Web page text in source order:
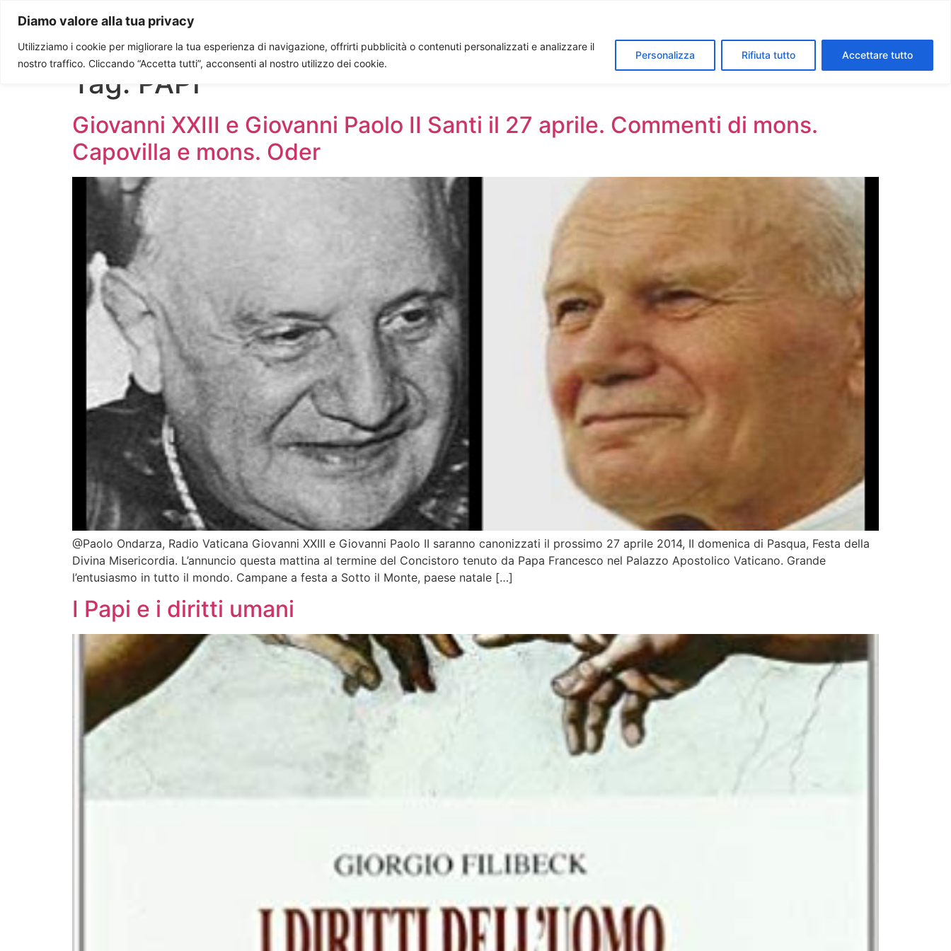
Diamo valore alla tua privacy
Utilizziamo i cookie per migliorare la tua esperienza di navigazione, offrirti pubblicità o contenuti personalizzati e analizzare il
nostro traffico. Cliccando “Accetta tutti”, acconsenti al nostro utilizzo dei cookie.
Personalizza Rifiuta tutto Accettare tutto
Paolo Ondarza
Tag: PAPI
Giovanni XXIII e Giovanni Paolo II Santi il 27 aprile. Commenti di mons.
Capovilla e mons. Oder
@Paolo Ondarza, Radio Vaticana Giovanni XXIII e Giovanni Paolo II saranno canonizzati il prossimo 27 aprile 2014, II domenica di Pasqua, Festa della
Divina Misericordia. L’annuncio questa mattina al termine del Concistoro tenuto da Papa Francesco nel Palazzo Apostolico Vaticano. Grande
l’entusiasmo in tutto il mondo. Campane a festa a Sotto il Monte, paese natale […]
I Papi e i diritti umani